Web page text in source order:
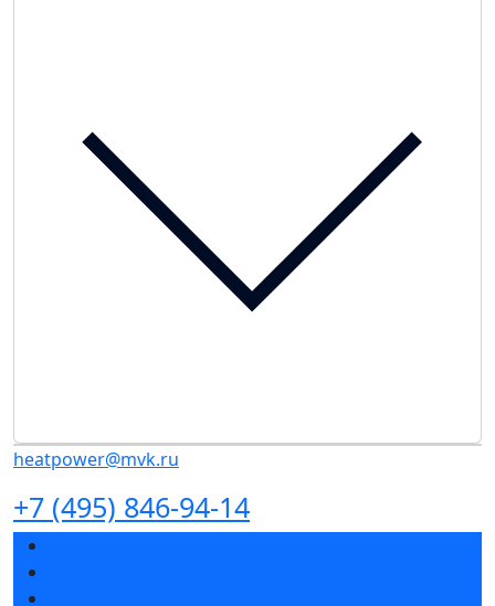
heatpower@mvk.ru
+7 (495) 846-94-14